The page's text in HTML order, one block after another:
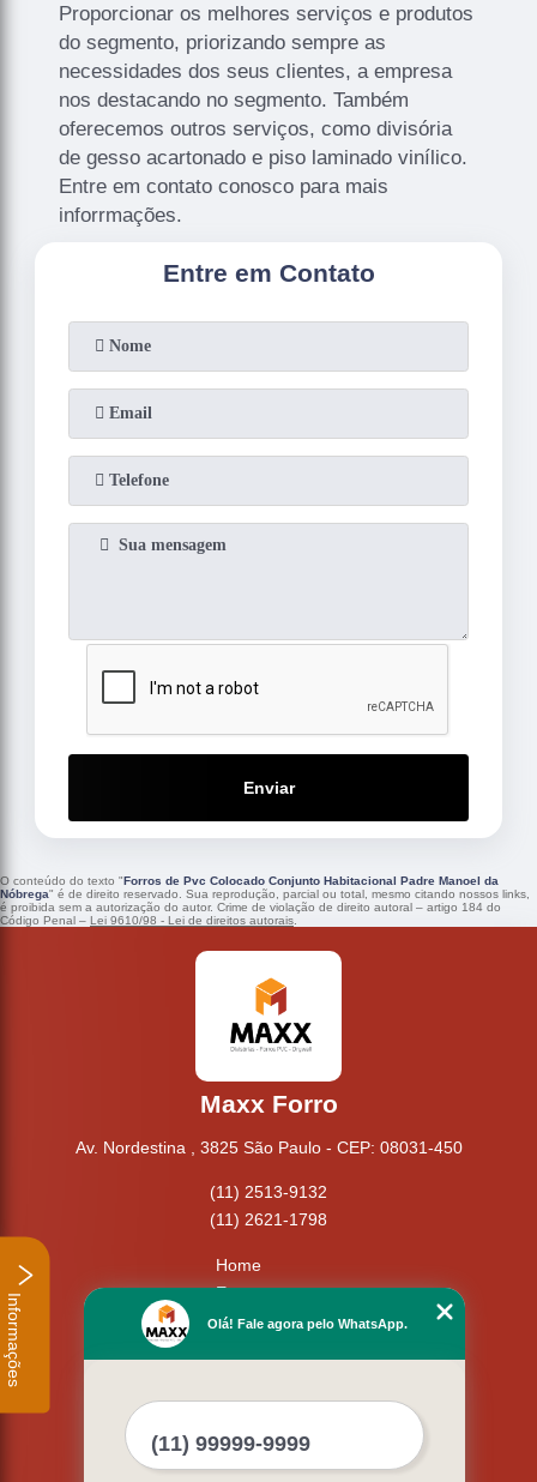
Proporcionar os melhores serviços e produtos
do segmento, priorizando sempre as
necessidades dos seus clientes, a empresa
nos destacando no segmento. Também
oferecemos outros serviços, como divisória
de gesso acartonado e piso laminado vinílico.
Entre em contato conosco para mais
inforrmações.
Entre em Contato
Enviar
O conteúdo do texto "Forros de Pvc Colocado Conjunto Habitacional Padre Manoel da
Nóbrega" é de direito reservado. Sua reprodução, parcial ou total, mesmo citando nossos links,
é proibida sem a autorização do autor. Crime de violação de direito autoral – artigo 184 do
Código Penal – Lei 9610/98 - Lei de direitos autorais.
Maxx Forro
Av. Nordestina , 3825 São Paulo - CEP: 08031-450
(11) 2513-9132
(11) 2621-1798
Home
Empresa
Missão
Mapa do site
Informações Olá! Fale agora pelo WhatsApp.